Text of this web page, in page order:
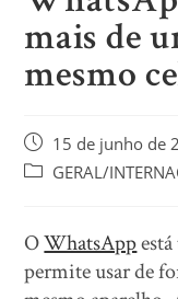
mais de
mesmo
15 de junho de
GERAL/
OWhatsApp
permite usar de